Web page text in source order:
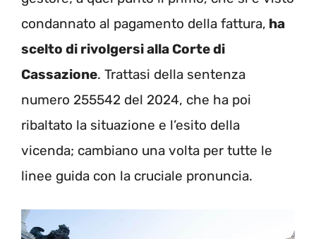
condannato al pagamento della fattura, ha
scelto di rivolgersi alla Corte di
Cassazione. Trattasi della sentenza
numero 255542 del 2024, che ha poi
ribaltato la situazione e l’esito della
vicenda; cambiano una volta per tutte le
linee guida con la cruciale pronuncia.